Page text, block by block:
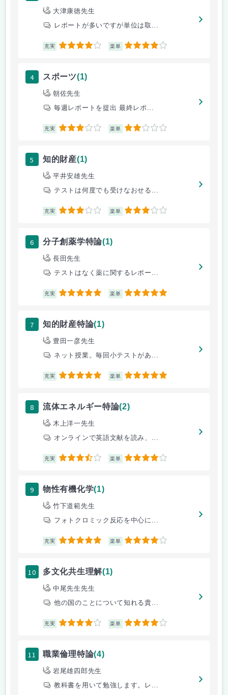
大津康徳先生
レポートが多いですが単位は取...
充実 4 楽単 4
4 スポーツ(1)
朝佐先生
毎週レポートを提出 最終レポ...
充実 3 楽単 2
5 知的財産(1)
平井安雄先生
テストは何度でも受けなおせる...
充実 3 楽単 3
6 分子創薬学特論(1)
長田先生
テストはなく薬に関するレポー...
充実 5 楽単 5
7 知的財産特論(1)
豊田一彦先生
ネット授業。毎回小テストがあ...
充実 5 楽単 5
8 流体エネルギー特論(2)
木上洋一先生
オンラインで英語文献を読み、...
充実 3.5 楽単 4
9 物性有機化学(1)
竹下道範先生
フォトクロミック反応を中心に...
充実 5 楽単 4
10 多文化共生理解(1)
中尾先生先生
他の国のことについて知れる貴...
充実 4 楽単 4
11 職業倫理特論(4)
岩尾雄四郎先生
教科書を用いて勉強します。レ...